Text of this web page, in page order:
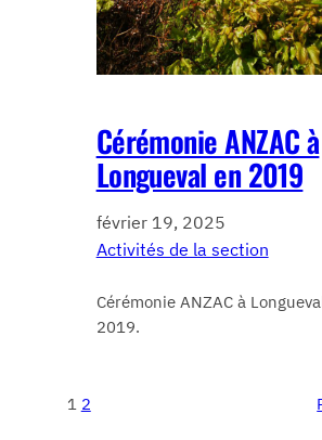
Cérémonie ANZAC à
Longueval en 2019
février 19, 2025
Activités de la section
Cérémonie ANZAC à
2019.
1 2